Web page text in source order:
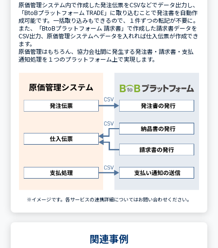
原価管理システム内で作成した発注伝票をCSVなどでデータ出力し、
「BtoBプラットフォーム TRADE」に取り込むことで発注書を自動作
成可能です。一括取り込みもできるので、１件ずつの転記が不要に。
また、「BtoBプラットフォーム 請求書」で作成した請求書データを
CSV出力、原価管理システムへデータを入れれば仕入伝票が作成でき
ます。
原価管理はもちろん、協力会社間に発生する発注書・請求書・支払
通知処理を１つのプラットフォーム上で実現します。
※イメージです。各サービスの連携詳細についてはお問い合わせください。
関連事例